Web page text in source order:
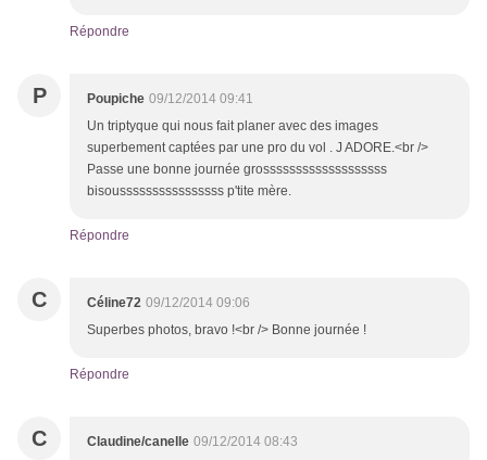
Répondre
P Poupiche 09/12/2014 09:41
Un triptyque qui nous fait planer avec des images
superbement captées par une pro du vol . J ADORE.<br />
Passe une bonne journée grosssssssssssssssssss
bisoussssssssssssssss p'tite mère.
Répondre
C Céline72 09/12/2014 09:06
Superbes photos, bravo !<br /> Bonne journée !
Répondre
C Claudine/canelle 09/12/2014 08:43